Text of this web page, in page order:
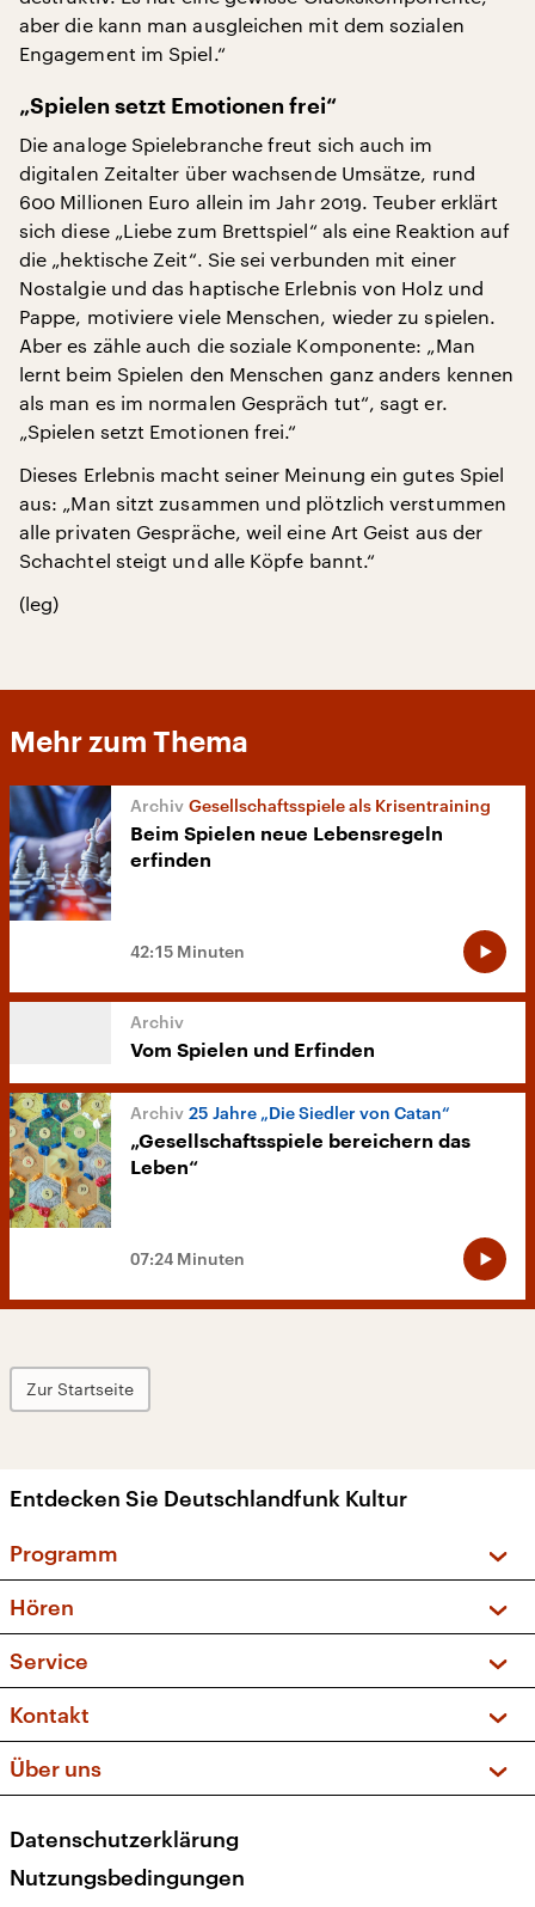
aber die kann man ausgleichen mit dem sozialen
Engagement im Spiel.“
„Spielen setzt Emotionen frei“
Die analoge Spielebranche freut sich auch im
digitalen Zeitalter über wachsende Umsätze, rund
600 Millionen Euro allein im Jahr 2019. Teuber erklärt
sich diese „Liebe zum Brettspiel“ als eine Reaktion auf
die „hektische Zeit“. Sie sei verbunden mit einer
Nostalgie und das haptische Erlebnis von Holz und
Pappe, motiviere viele Menschen, wieder zu spielen.
Aber es zähle auch die soziale Komponente: „Man
lernt beim Spielen den Menschen ganz anders kennen
als man es im normalen Gespräch tut“, sagt er.
„Spielen setzt Emotionen frei.“
Dieses Erlebnis macht seiner Meinung ein gutes Spiel
aus: „Man sitzt zusammen und plötzlich verstummen
alle privaten Gespräche, weil eine Art Geist aus der
Schachtel steigt und alle Köpfe bannt.“
(leg)
Mehr zum Thema
Gesellschaftsspiele als Krisentraining
Beim Spielen neue Lebensregeln
erfinden
42:15 Minuten
Vom Spielen und Erfinden
25 Jahre „Die Siedler von Catan“
„Gesellschaftsspiele bereichern das
Leben“
07:24 Minuten
Zur Startseite
Entdecken Sie Deutschlandfunk Kultur
Programm
Sendungen und Podcasts
Musikliste
Kakadu – Das Kinderprogramm
Hören
Frequenzen (UKW + DAB+)
Service
FAQ
Apps
Newsletter
Veranstaltungen
Kontakt
Social Media
Über uns
Presse
Karriere
Datenschutzerklärung
Nutzungsbedingungen